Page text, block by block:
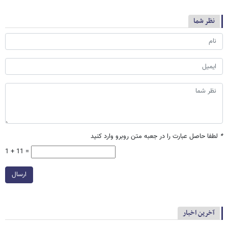
نظر شما
* لطفا حاصل عبارت را در جعبه متن روبرو وارد کنید
1 + 11 =
ارسال
آخرین اخبار